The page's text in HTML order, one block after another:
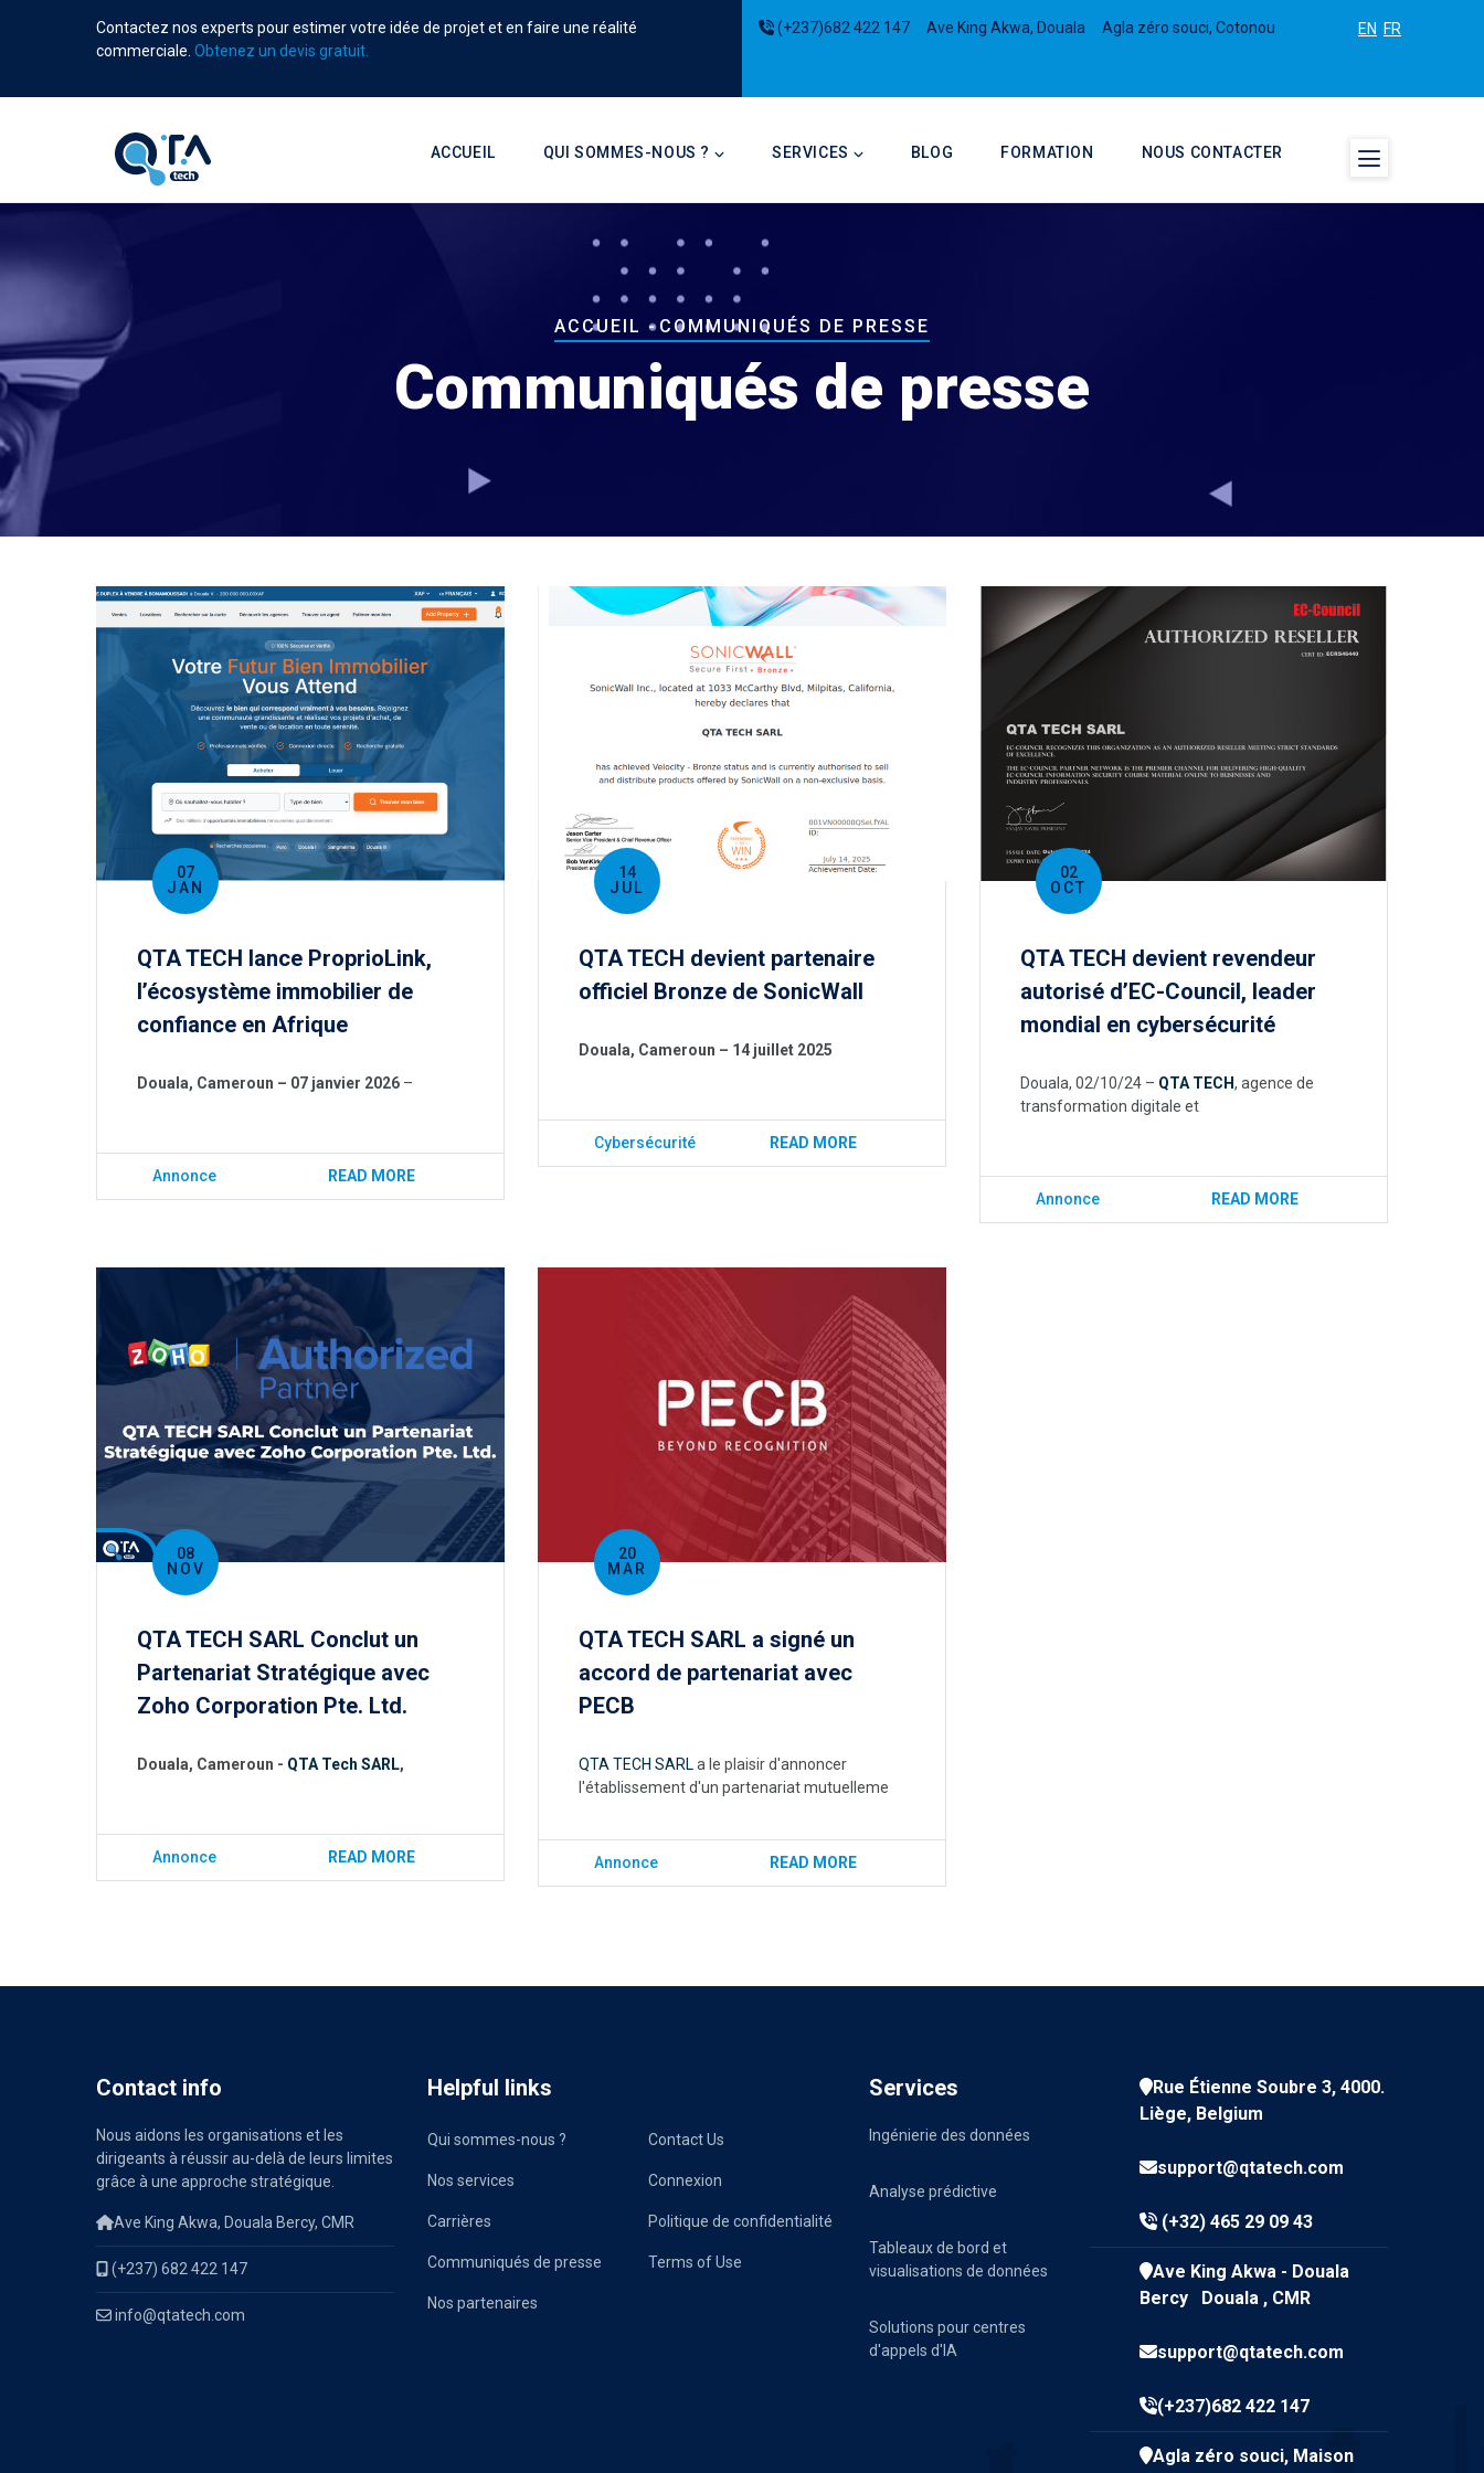
Contactez nos experts pour estimer votre idée de projet et en faire une réalité
commerciale. Obtenez un devis gratuit.
(+237)682 422 147 Ave King Akwa, Douala Agla zéro souci, Cotonou EN FR
ACCUEIL QUI SOMMES-NOUS ? SERVICES BLOG FORMATION NOUS CONTACTER
Fil
d'Ariane
ACCUEIL -COMMUNIQUÉS DE PRESSE
Communiqués de presse
07
JAN
QTA TECH lance ProprioLink,
l’écosystème immobilier de
confiance en Afrique
Douala, Cameroun – 07 janvier 2026 –
Annonce READ MORE
14
JUL
QTA TECH devient partenaire
officiel Bronze de SonicWall
Douala, Cameroun – 14 juillet 2025
Cybersécurité READ MORE
02
OCT
QTA TECH devient revendeur
autorisé d’EC-Council, leader
mondial en cybersécurité
Douala, 02/10/24 – QTA TECH, agence de
transformation digitale et
Annonce READ MORE
08
NOV
QTA TECH SARL Conclut un
Partenariat Stratégique avec
Zoho Corporation Pte. Ltd.
Douala, Cameroun - QTA Tech SARL,
Annonce READ MORE
20
MAR
QTA TECH SARL a signé un
accord de partenariat avec
PECB
QTA TECH SARLa le plaisir d'annoncer
l'établissement d'un partenariat mutuelleme
Annonce READ MORE
Contact info
Nous aidons les organisations et les
dirigeants à réussir au-delà de leurs limites
grâce à une approche stratégique.
Ave King Akwa, Douala Bercy, CMR
(+237) 682 422 147
info@qtatech.com
Helpful links
Qui sommes-nous ?
Nos services
Carrières
Communiqués de presse
Nos partenaires
Contact Us
Connexion
Politique de confidentialité
Terms of Use
Services
Ingénierie des données
Analyse prédictive
Tableaux de bord et
visualisations de données
Solutions pour centres
d'appels d'IA
Rue Étienne Soubre 3, 4000.
Liège, Belgium
support@qtatech.com
(+32) 465 29 09 43
Ave King Akwa - Douala
Bercy Douala , CMR
support@qtatech.com
(+237)682 422 147
Agla zéro souci, Maison